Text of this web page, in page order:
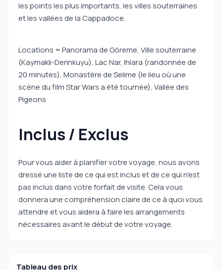
les points les plus importants, les villes souterraines
et les vallées de la Cappadoce.
Locations = Panorama de Göreme, Ville souterraine
(Kaymaklı-Derinkuyu), Lac Nar, Ihlara (randonnée de
20 minutes), Monastère de Selime (le lieu où une
scène du film Star Wars a été tournée), Vallée des
Pigeons
Inclus / Exclus
Pour vous aider à planifier votre voyage, nous avons
dressé une liste de ce qui est inclus et de ce qui n'est
pas inclus dans votre forfait de visite. Cela vous
donnera une compréhension claire de ce à quoi vous
attendre et vous aidera à faire les arrangements
nécessaires avant le début de votre voyage.
Tableau des prix